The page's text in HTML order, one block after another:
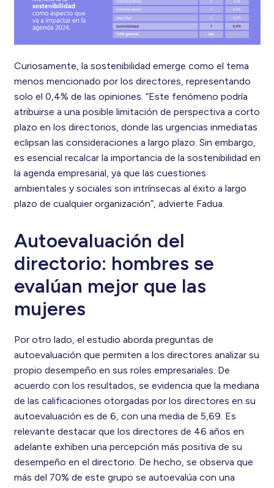
Curiosamente, la sostenibilidad emerge como el tema
menos mencionado por los directores, representando
solo el 0,4% de las opiniones. “Este fenómeno podría
atribuirse a una posible limitación de perspectiva a corto
plazo en los directorios, donde las urgencias inmediatas
eclipsan las consideraciones a largo plazo. Sin embargo,
es esencial recalcar la importancia de la sostenibilidad en
la agenda empresarial, ya que las cuestiones
ambientales y sociales son intrínsecas al éxito a largo
plazo de cualquier organización”, advierte Fadua.
Autoevaluación del
directorio: hombres se
evalúan mejor que las
mujeres
Por otro lado, el estudio aborda preguntas de
autoevaluación que permiten a los directores analizar su
propio desempeño en sus roles empresariales. De
acuerdo con los resultados, se evidencia que la mediana
de las calificaciones otorgadas por los directores en su
autoevaluación es de 6, con una media de 5,69. Es
relevante destacar que los directores de 46 años en
adelante exhiben una percepción más positiva de su
desempeño en el directorio. De hecho, se observa que
más del 70% de este grupo se autoevalúa con una